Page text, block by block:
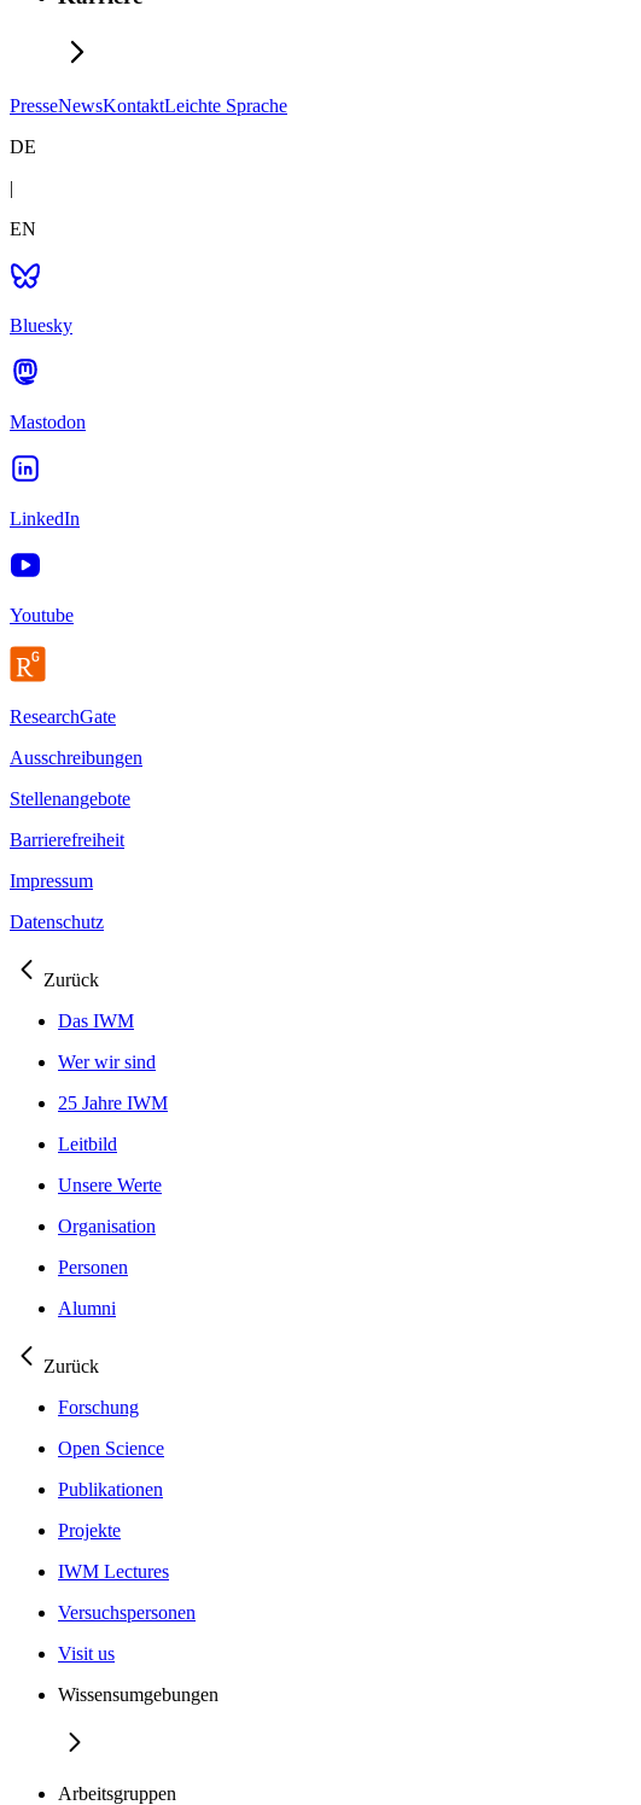
PresseNewsKontaktLeichte Sprache
DE
|
EN
Bluesky
Mastodon
LinkedIn
Youtube
ResearchGate
Ausschreibungen
Stellenangebote
Barrierefreiheit
Impressum
Datenschutz
Zurück
Das IWM
Wer wir sind
25 Jahre IWM
Leitbild
Unsere Werte
Organisation
Personen
Alumni
Zurück
Forschung
Open Science
Publikationen
Projekte
IWM Lectures
Versuchspersonen
Visit us
Wissensumgebungen
Arbeitsgruppen